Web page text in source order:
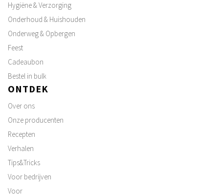
Hygiëne & Verzorging
Onderhoud & Huishouden
Onderweg & Opbergen
Feest
Cadeaubon
Bestel in bulk
ONTDEK
Over ons
Onze producenten
Recepten
Verhalen
Tips&Tricks
Voor bedrijven
Voor